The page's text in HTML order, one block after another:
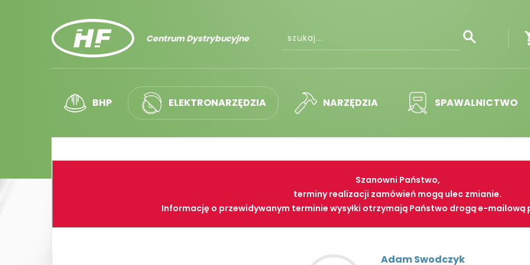
Centrum Dystrybucyjne
BHP ELEKTRONARZĘDZIA NARZĘDZIA SPAWALNICTWO
Szanowni Państwo,
terminy realizacji zamówień mogą ulec zmianie.
Informację o przewidywanym terminie wysyłki otrzymają Państwo drogą e-mailową
Adam Swodczyk